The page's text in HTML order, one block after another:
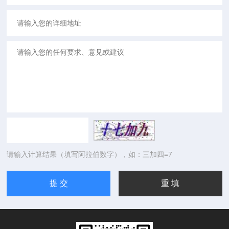
请输入计算结果（填写阿拉伯数字），如：三加四=7